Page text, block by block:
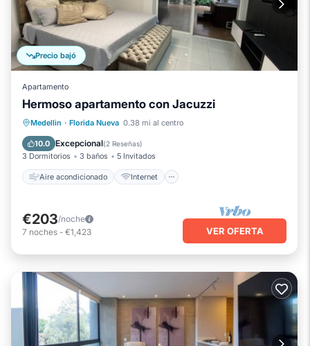
Precio bajó
Apartamento
Hermoso apartamento con Jacuzzi
Medellin · Florida Nueva 0.38 mi al centro
10.0 Excepcional(2 Reseñas)
3 Dormitorios 3 baños 5 Invitados
Aire acondicionado Internet
Aire acondicionado
Internet
Se admiten mascotas
€203/noche
7 noches - €1,423 VER OFERTA